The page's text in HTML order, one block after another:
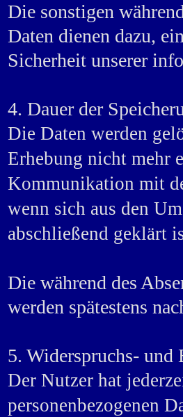
Die sonstigen
Daten dienen dazu,
Sicherheit unserer
4. Dauer der
Die Daten werden
Erhebung nicht mehr
Kommunikation mit
wenn sich aus den
abschließend geklärt
Die während des
werden spätestens
5. Widerspruchs-
Der Nutzer hat
personenbezogenen